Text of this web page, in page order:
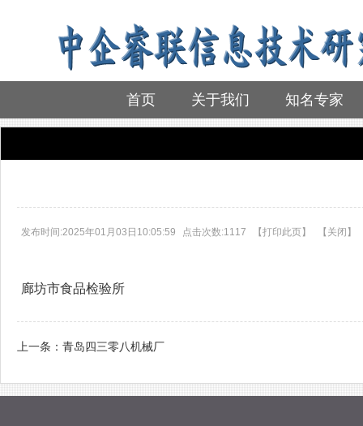
首页 关于我们 知名专家
发布时间:2025年01月03日10:05:59 点击次数:1117 【打印此页】 【 关闭 】
廊坊市食品检验所
上一条： 青岛四三零八机械厂